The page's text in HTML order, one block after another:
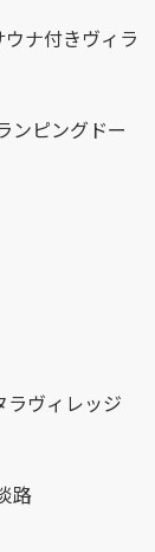
ウナ付きヴィラ
ンピングドー
ラヴィレッジ
路